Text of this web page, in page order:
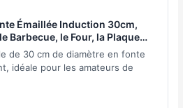
Émaillée Induction 30cm,
Barbecue, le Four, la Plaque
Cast Iron Skillet sans Toxicité,
de 30 cm de diamètre en fonte
idéale pour les amateurs de